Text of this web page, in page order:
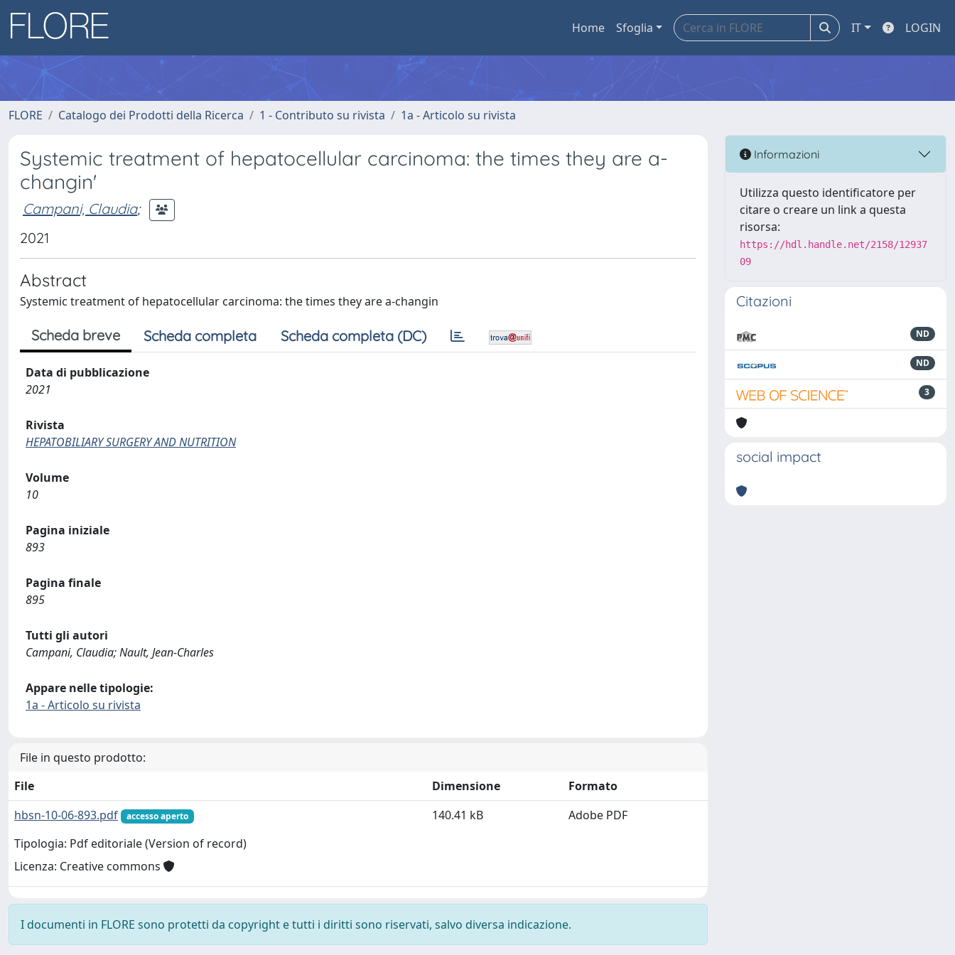
Home Sfoglia IT LOGIN
FLORE Catalogo dei Prodotti della Ricerca 1 - Contributo su rivista 1a - Articolo su rivista
Systemic treatment of hepatocellular carcinoma: the times they are a-
changin'
Campani, Claudia;
2021
Abstract
Systemic treatment of hepatocellular carcinoma: the times they are a-changin
Scheda breve Scheda completa Scheda completa (DC)
Data di pubblicazione
2021
Rivista
HEPATOBILIARY SURGERY AND NUTRITION
Volume
10
Pagina iniziale
893
Pagina finale
895
Tutti gli autori
Campani, Claudia; Nault, Jean-Charles
Appare nelle tipologie:
1a - Articolo su rivista
File in questo prodotto:
File
Dimensione
Formato
hbsn-10-06-893.pdf
accesso aperto
Tipologia: Pdf editoriale (Version of record)
Licenza: Creative commons
140.41 kB Adobe PDF
I documenti in FLORE sono protetti da copyright e tutti i diritti sono riservati, salvo diversa indicazione.
Informazioni
Utilizza questo identificatore per
citare o creare un link a questa
risorsa:
https://hdl.handle.net/2158/12937
09
Citazioni
ND
ND
3
social impact